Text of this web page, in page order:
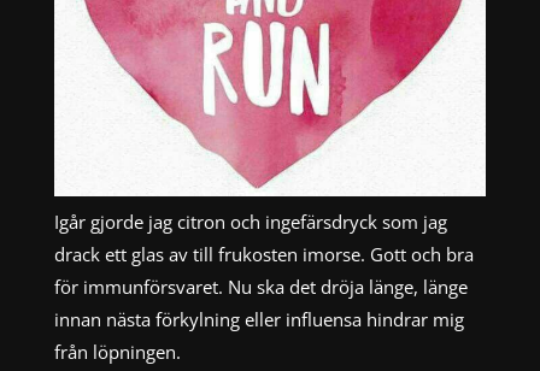
Igår gjorde jag citron och ingefärsdryck som jag
drack ett glas av till frukosten imorse. Gott och bra
för immunförsvaret. Nu ska det dröja länge, länge
innan nästa förkylning eller influensa hindrar mig
från löpningen.